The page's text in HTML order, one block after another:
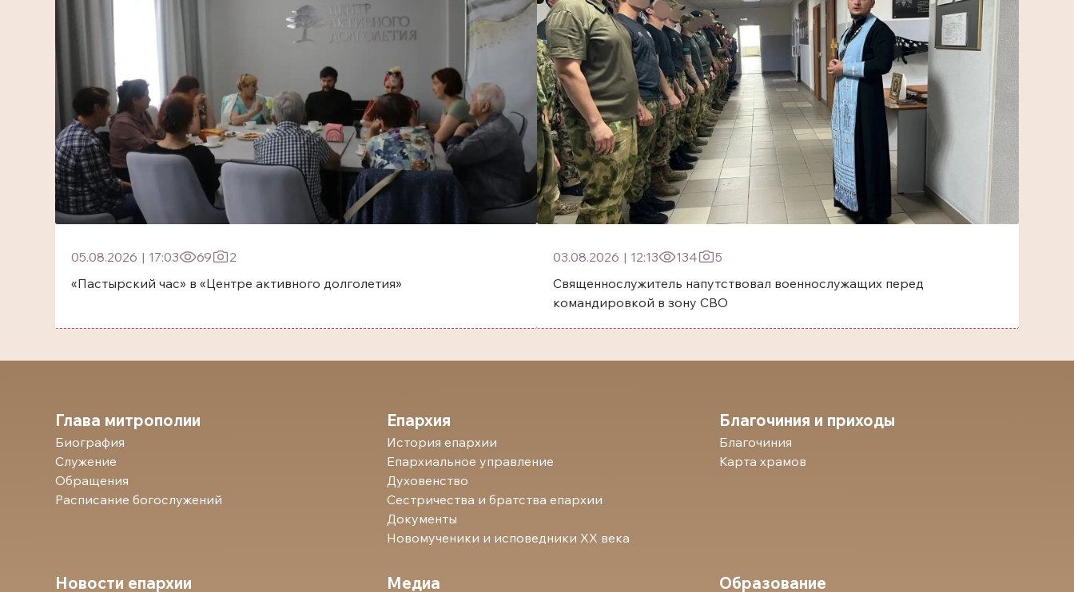
05.08.2026 | 17:03 69
2
«Пастырский час» в «Центре активного долголетия»
03.08.2026 | 12:13 134
5
Священнослужитель напутствовал военнослужащих перед
командировкой в зону СВО
Глава митрополии
Биография
Служение
Обращения
Расписание богослужений
Епархия
История епархии
Епархиальное управление
Духовенство
Сестричества и братства епархии
Документы
Новомученики и исповедники ХХ века
Благочиния и приходы
Благочиния
Карта храмов
Новости епархии Медиа Образование